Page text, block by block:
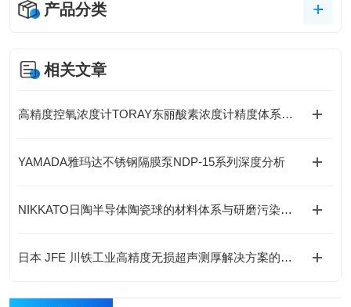
产品分类
相关文章
高精度控氧浓度计TORAY东丽酸素浓度计精度体系、核心技术与全场景应用解析
YAMADA雅玛达不锈钢隔膜泵NDP-15系列深度分析
NIKKATO日陶半导体陶瓷球的材料体系与研磨污染控制
日本 JFE 川铁工业高精度无损超声测厚解决方案的优势有哪些？